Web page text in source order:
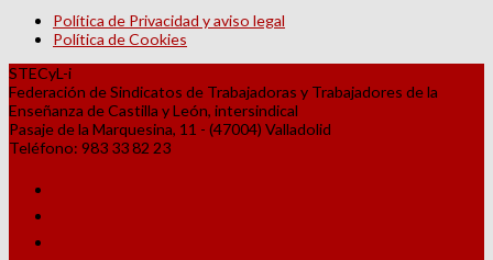
Política de Privacidad y aviso legal
Política de Cookies
STECyL-i
Federación de Sindicatos de Trabajadoras y Trabajadores de la
Enseñanza de Castilla y León, intersindical
Pasaje de la Marquesina, 11 - (47004) Valladolid
Teléfono: 983 33 82 23